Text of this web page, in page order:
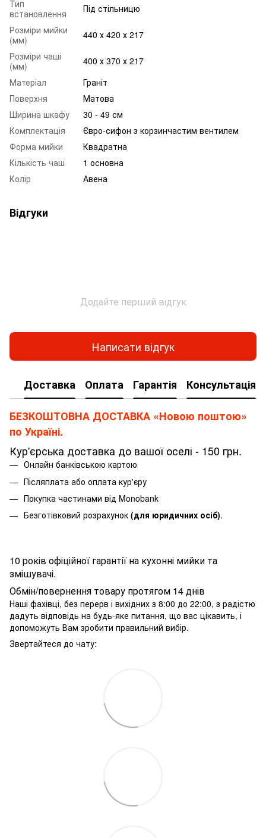
Тип
встановлення
Під стільницю
Розміри мийки
(мм)
440 х 420 х 217
Розміри чаші
(мм)
400 х 370 х 217
Матеріал
Граніт
Поверхня
Матова
Ширина шкафу
30 - 49 см
Комплектація
Євро-сифон з корзинчастим вентилем
Форма мийки
Квадратна
Кількість чаш
1 основна
Колір
Авена
Відгуки
Додайте перший відгук
Написати відгук
Доставка Оплата Гарантія Консультація
БЕЗКОШТОВНА ДОСТАВКА «Новою поштою»
по Україні.
Кур'єрська доставка до вашої оселі - 150 грн.
Онлайн банківською картою
Післяплата або оплата кур'єру
Покупка частинами від Monobank
Безготівковий розрахунок (для юридичних осіб).
10 років офіційної гарантії на кухонні мийки та
змішувачі.
Обмін/повернення товару протягом 14 днів
Наші фахівці, без перерв і вихідних з 8:00 до 22:00, з радістю
дадуть відповідь на будь-яке питання, що вас цікавить, і
допоможуть Вам зробити правильний вибір.
Звертайтеся до чату: